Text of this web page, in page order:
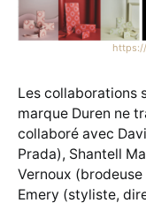
Les collaborations
marque Duren ne
collaboré avec
Prada), Shantell
Vernoux
Emery (styliste,